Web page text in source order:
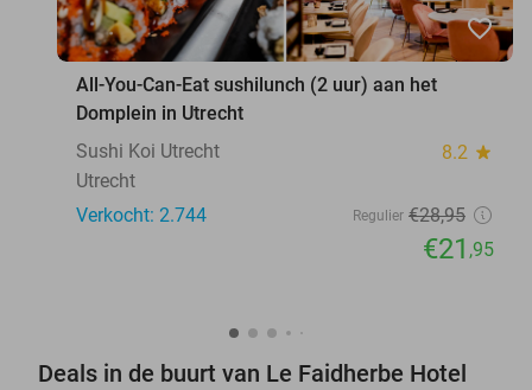
favorite_border
All-You-Can-Eat sushilunch (2 uur) aan het
Domplein in Utrecht
Sushi Koi Utrecht
8.2 star
Utrecht
Verkocht: 2.744
Regulier €28,95
€21 ,95
Deals in de buurt van Le Faidherbe Hotel